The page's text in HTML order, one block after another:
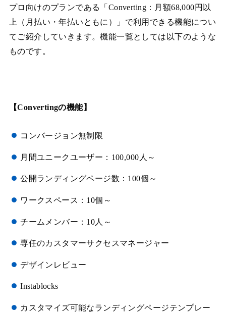
プロ向けのプランである「Converting：月額68,000円以
上（月払い・年払いともに）」で利用できる機能につい
てご紹介していきます。機能一覧としては以下のような
ものです。
【Convertingの機能】
コンバージョン無制限
月間ユニークユーザー：100,000人～
公開ランディングページ数：100個～
ワークスペース：10個～
チームメンバー：10人～
専任のカスタマーサクセスマネージャー
デザインレビュー
Instablocks
カスタマイズ可能なランディングページテンプレー